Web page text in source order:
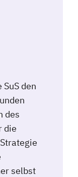
den
des
die
selbst